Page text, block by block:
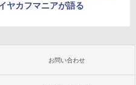
ヤカフマニアが語る
お問い合わせ